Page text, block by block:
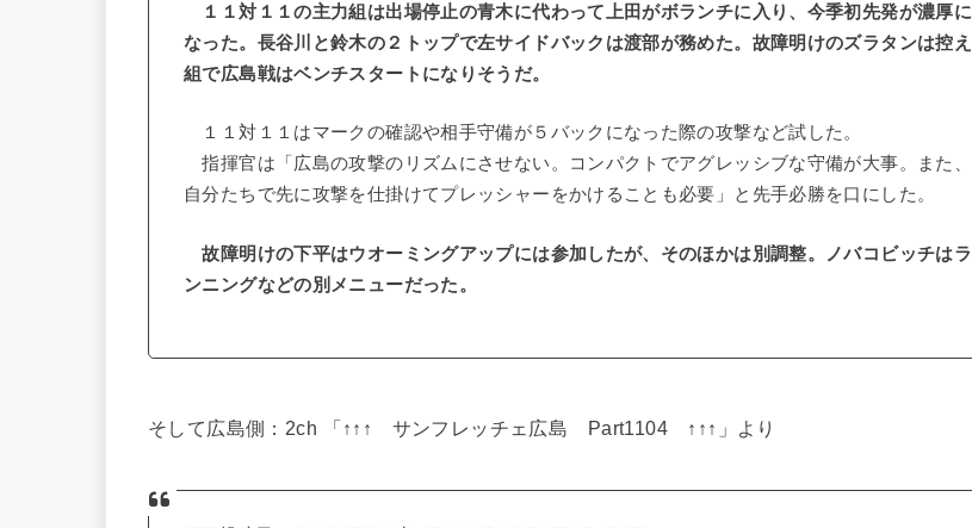
１１対１１の主力組は出場停止の青木に代わって上田がボランチに入り、今季初先発が濃厚に
なった。長谷川と鈴木の２トップで左サイドバックは渡部が務めた。故障明けのズラタンは控え
組で広島戦はベンチスタートになりそうだ。
１１対１１はマークの確認や相手守備が５バックになった際の攻撃など試した。
指揮官は「広島の攻撃のリズムにさせない。コンパクトでアグレッシブな守備が大事。また、
自分たちで先に攻撃を仕掛けてプレッシャーをかけることも必要」と先手必勝を口にした。
故障明けの下平はウオーミングアップには参加したが、そのほかは別調整。ノバコビッチはラ
ンニングなどの別メニューだった。
そして広島側：2ch 「↑↑↑ サンフレッチェ広島 Part1104 ↑↑↑」より